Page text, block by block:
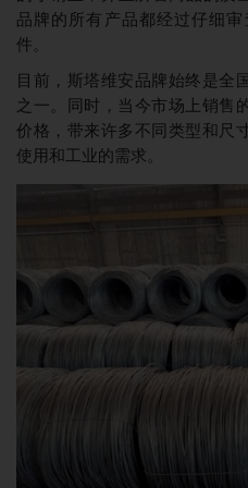
品牌的所有产品都经过仔细
件。
目前，斯塔维安品牌始终是全
之一。同时，当今市场上销售
价格，带来许多不同类型和尺
使用和工业的需求。